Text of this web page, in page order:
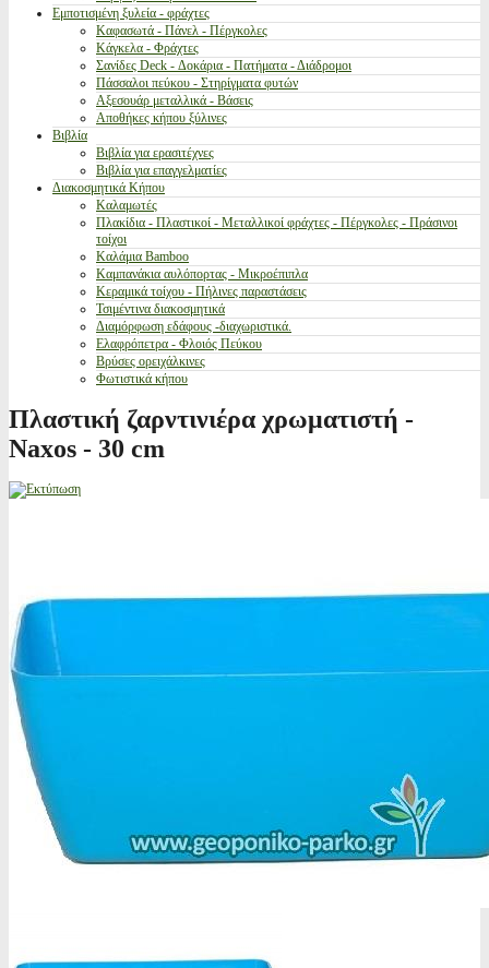
Εμποτισμένη ξυλεία - φράχτες
Καφασωτά - Πάνελ - Πέργκολες
Κάγκελα - Φράχτες
Σανίδες Deck - Δοκάρια - Πατήματα - Διάδρομοι
Πάσσαλοι πεύκου - Στηρίγματα φυτών
Αξεσουάρ μεταλλικά - Βάσεις
Αποθήκες κήπου ξύλινες
Βιβλία
Βιβλία για ερασιτέχνες
Βιβλία για επαγγελματίες
Διακοσμητικά Κήπου
Καλαμωτές
Πλακίδια - Πλαστικοί - Μεταλλικοί φράχτες - Πέργκολες - Πράσινοι
τοίχοι
Καλάμια Bamboo
Καμπανάκια αυλόπορτας - Μικροέπιπλα
Κεραμικά τοίχου - Πήλινες παραστάσεις
Τσιμέντινα διακοσμητικά
Διαμόρφωση εδάφους -διαχωριστικά.
Ελαφρόπετρα - Φλοιός Πεύκου
Βρύσες ορειχάλκινες
Φωτιστικά κήπου
Πλαστική ζαρντινιέρα χρωματιστή -
Naxos - 30 cm